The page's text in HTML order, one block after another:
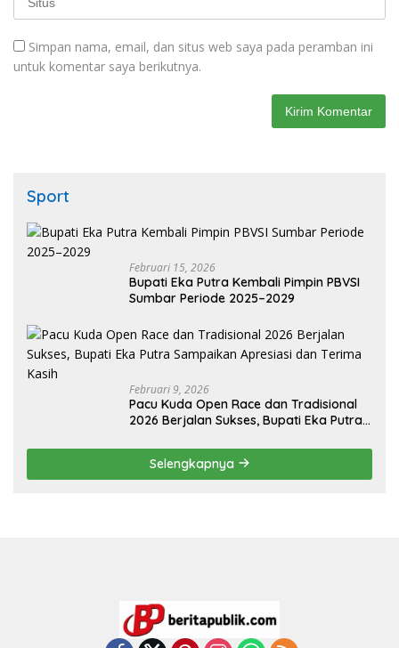
Simpan nama, email, dan situs web saya pada peramban ini
untuk komentar saya berikutnya.
Sport
Februari 15, 2026
Bupati Eka Putra Kembali Pimpin PBVSI
Sumbar Periode 2025–2029
Februari 9, 2026
Pacu Kuda Open Race dan Tradisional
2026 Berjalan Sukses, Bupati Eka Putra
Selengkapnya